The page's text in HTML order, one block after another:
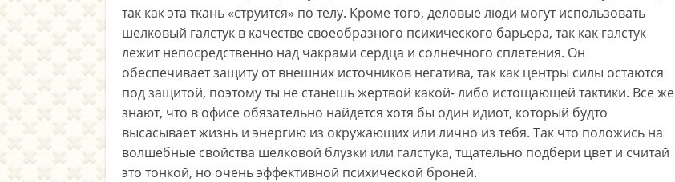
так как эта ткань «струится» по телу. Кроме того, деловые люди могут использовать
шелковый галстук в качестве своеобразного психического барьера, так как галстук
лежит непосредственно над чакрами сердца и солнечного сплетения. Он
обеспечивает защиту от внешних источников негатива, так как центры силы остаются
под защитой, поэтому ты не станешь жертвой какой- либо истощающей тактики. Все же
знают, что в офисе обязательно найдется хотя бы один идиот, который будто
высасывает жизнь и энергию из окружающих или лично из тебя. Так что положись на
волшебные свойства шелковой блузки или галстука, тщательно подбери цвет и считай
это тонкой, но очень эффективной психической броней.